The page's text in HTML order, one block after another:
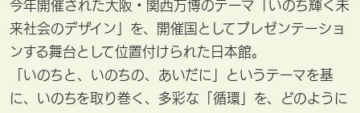
今年開催された大阪・関西万博のテーマ「いのち輝く未
来社会のデザイン」を、開催国としてプレゼンテーショ
ンする舞台として位置付けられた日本館。
「いのちと、いのちの、あいだに」というテーマを基
に、いのちを取り巻く、多彩な「循環」を、どのように